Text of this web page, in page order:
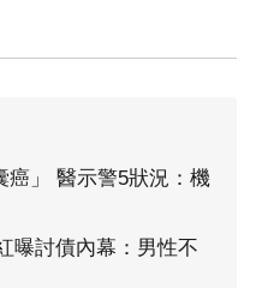
癌」 醫示警5狀況：機
曝討債內幕：男性不